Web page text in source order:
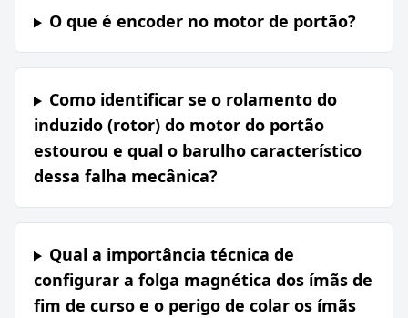
O que é encoder no motor de portão?
Como identificar se o rolamento do
induzido (rotor) do motor do portão
estourou e qual o barulho característico
dessa falha mecânica?
Qual a importância técnica de
configurar a folga magnética dos ímãs de
fim de curso e o perigo de colar os ímãs